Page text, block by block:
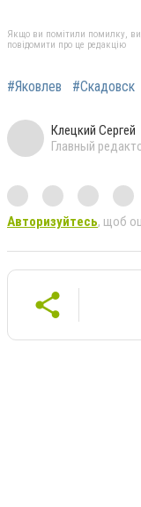
Якщо ви помітили помилку,
повідомити про це редакцію
#Яковлев #Скадовск
Клецкий Сергей
Главный
Авторизуйтесь, щоб